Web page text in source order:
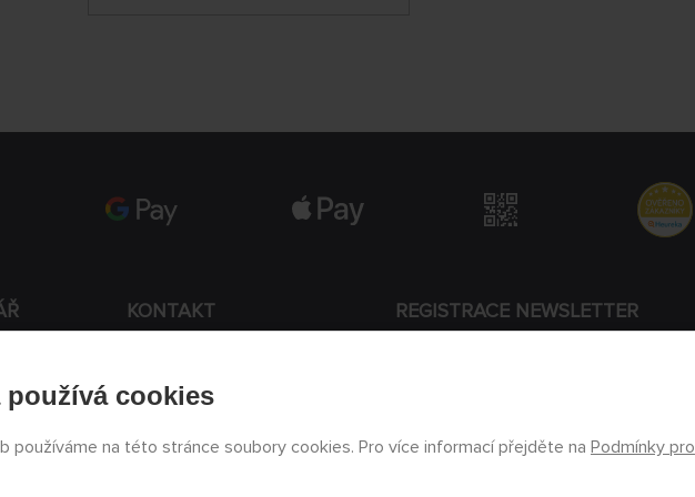
KONTAKT
info@
PRODEJNY
REGISTRACE NEWSLETTER
používá cookies
používáme na této stránce soubory cookies. Pro více informací přejděte na Podmínky pro